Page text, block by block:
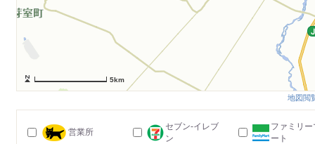
5km
地図閲
営業所
セブン-イレブ
ン
ファミリー
ート